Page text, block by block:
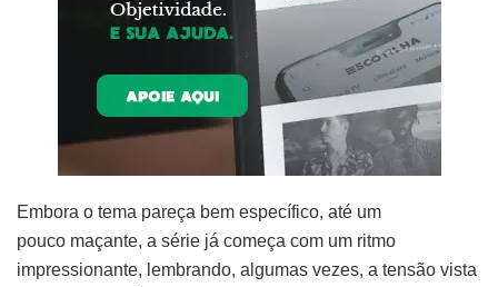
Embora o tema pareça bem específico, até um
pouco maçante, a série já começa com um ritmo
impressionante, lembrando, algumas vezes, a tensão vista